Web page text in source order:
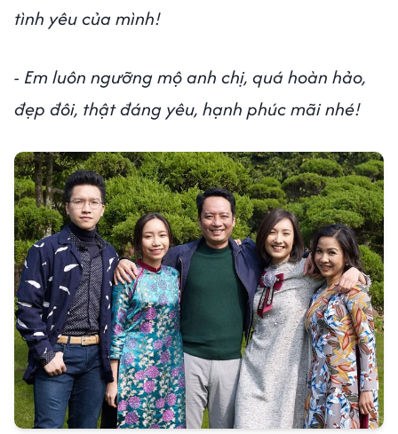
tình yêu của mình!
- Em luôn ngưỡng mộ anh chị, quá hoàn hảo,
đẹp đôi, thật đáng yêu, hạnh phúc mãi nhé!